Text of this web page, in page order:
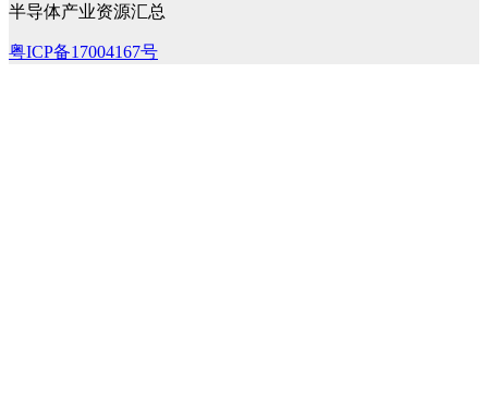
半导体产业资源汇总
粤ICP备17004167号